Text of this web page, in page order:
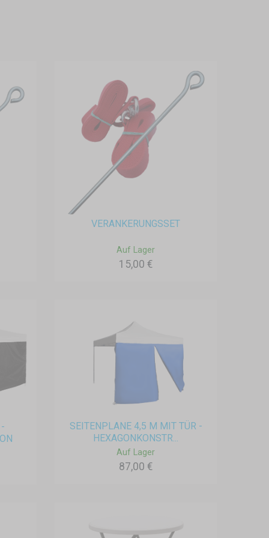
VERANKERUNGSSET
Auf Lager
15,00 €
SEITENPLANE 4,5 M MIT TÜR -
HEXAGONKONSTR...
Auf Lager
87,00 €